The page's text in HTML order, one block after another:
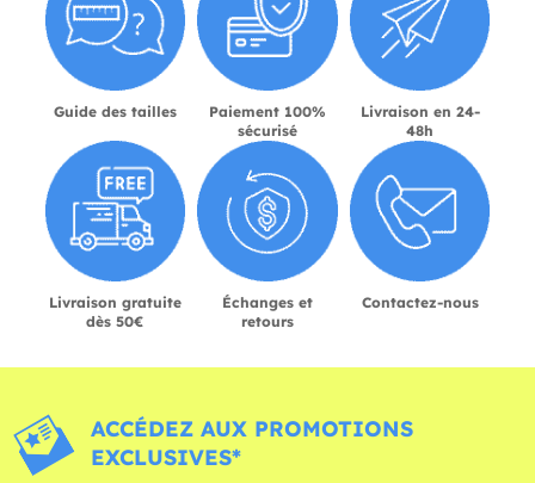
Guide des tailles
Paiement 100%
sécurisé
Livraison en 24-
48h
Livraison gratuite
dès 50€
Échanges et
retours
Contactez-nous
ACCÉDEZ AUX PROMOTIONS
EXCLUSIVES*